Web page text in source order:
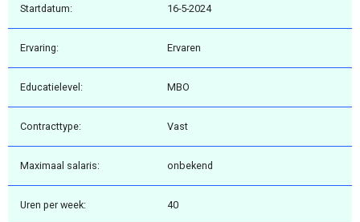
Startdatum: 16-5-2024
Ervaring: Ervaren
Educatielevel: MBO
Contracttype: Vast
Maximaal salaris: onbekend
Uren per week: 40